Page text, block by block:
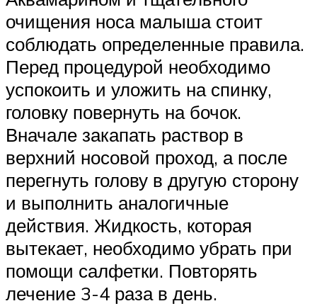
очищения носа малыша стоит
соблюдать определенные правила.
Перед процедурой необходимо
успокоить и уложить на спинку,
головку повернуть на бочок.
Вначале закапать раствор в
верхний носовой проход, а после
перегнуть голову в другую сторону
и выполнить аналогичные
действия. Жидкость, которая
вытекает, необходимо убрать при
помощи салфетки. Повторять
лечение 3-4 раза в день.